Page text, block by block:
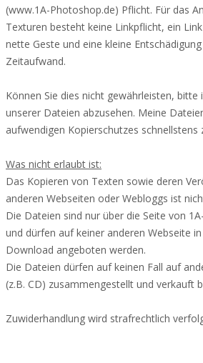
(www.1A-Photoshop.de) Pflicht. Für das
Texturen besteht keine Linkpflicht, ein
nette Geste und eine kleine
Zeitaufwand.
Können Sie dies nicht gewährleisten,
unserer Dateien abzusehen. Meine
aufwendigen Kopierschutzes schnellstens
Was nicht erlaubt ist:
Das Kopieren von Texten sowie deren
anderen Webseiten oder Webloggs ist
Die Dateien sind nur über die Seite von
und dürfen auf keiner anderen Webseite
Download angeboten werden.
Die Dateien dürfen auf keinen Fall auf
(z.B. CD) zusammengestellt und verkauft
Zuwiderhandlung wird strafrechtlich